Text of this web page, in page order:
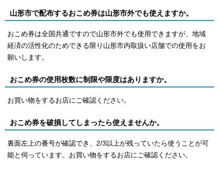
山形市で配布するおこめ券は山形市外でも使えますか。
おこめ券は全国共通ですので山形市外でも使用できますが、地域
経済の活性化のためできる限り山形市内取扱い店舗での使用をお
願いします。
おこめ券の使用枚数に制限や限度はありますか。
お買い物をするお店にご確認ください。
おこめ券を破損してしまったら使えませんか。
裏面左上の番号が確認でき、2/3以上が残っていたら使うことが可
能と伺っています。お買い物をするお店にご確認ください。